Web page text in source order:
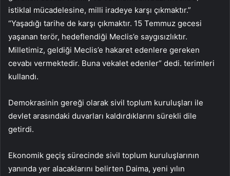
istiklal mücadelesine, milli iradeye karşı çıkmaktır.”
“Yaşadığı tarihe de karşı çıkmaktır. 15 Temmuz gecesi
yaşanan terör, hedeflendiği Meclis’e saygısızlıktır.
Milletimiz, geldiği Meclis’e hakaret edenlere gereken
cevabı vermektedir. Buna vekalet edenler” dedi. terimleri
kullandı.
Demokrasinin gereği olarak sivil toplum kuruluşları ile
devlet arasındaki duvarları kaldırdıklarını sürekli dile
getirdi.
Ekonomik geçiş sürecinde sivil toplum kuruluşlarının
yanında yer alacaklarını belirten Daima, yeni yılın